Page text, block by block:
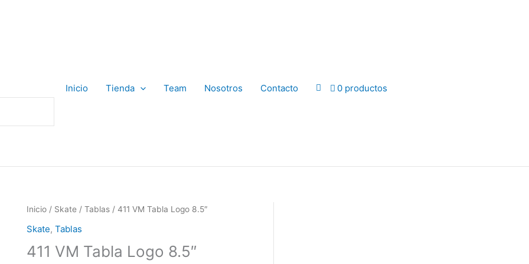
Inicio Tienda Team Nosotros Contacto 0 productos
Inicio/ Skate/ Tablas/ 411 VM Tabla Logo 8.5″
Skate, Tablas
411 VM Tabla Logo 8.5″